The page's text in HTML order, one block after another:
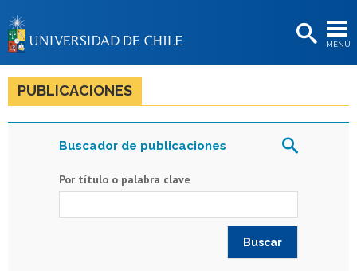
MENÚ
BIBLIOTECAS
LA UNIVERSIDAD
Estudiantes
Académicas/os
PUBLICACIONES
Buscador de publicaciones
Por título o palabra clave